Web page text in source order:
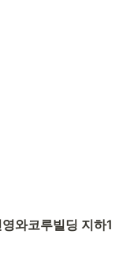
와코루빌딩 지하1